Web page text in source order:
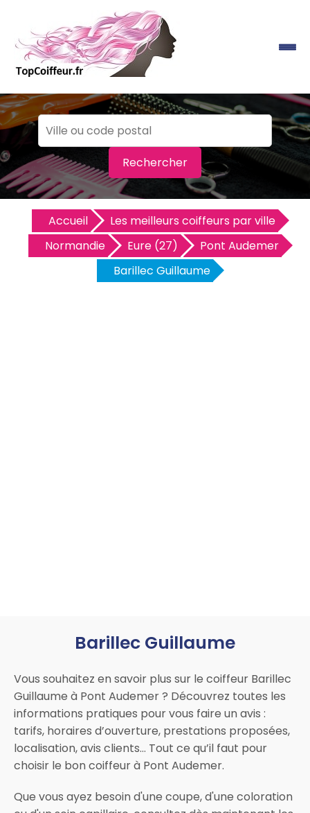
Rechercher
Accueil
Les meilleurs coiffeurs par ville
Normandie
Eure (27)
Pont Audemer
Barillec Guillaume
Barillec Guillaume
Vous souhaitez en savoir plus sur le coiffeur Barillec
Guillaume à Pont Audemer ? Découvrez toutes les
informations pratiques pour vous faire un avis :
tarifs, horaires d’ouverture, prestations proposées,
localisation, avis clients… Tout ce qu’il faut pour
choisir le bon coiffeur à Pont Audemer.
Que vous ayez besoin d'une coupe, d'une coloration